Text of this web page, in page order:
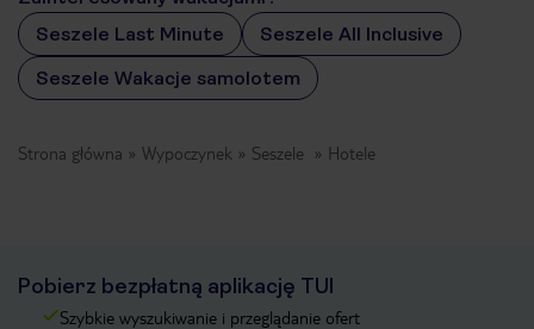
Seszele Last Minute
Seszele All Inclusive
Seszele Wakacje samolotem
Strona główna Wypoczynek Seszele Hotele
Pobierz bezpłatną aplikację TUI
Szybkie wyszukiwanie i przeglądanie ofert